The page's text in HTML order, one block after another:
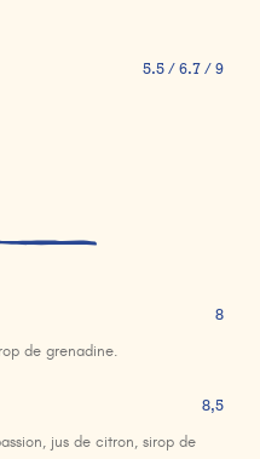
5.5 / 6.7 / 9
de grenadine.
8
jus de citron, sirop de
8,5